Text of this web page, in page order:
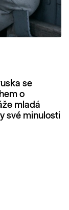
se
o
mladá
své minulosti